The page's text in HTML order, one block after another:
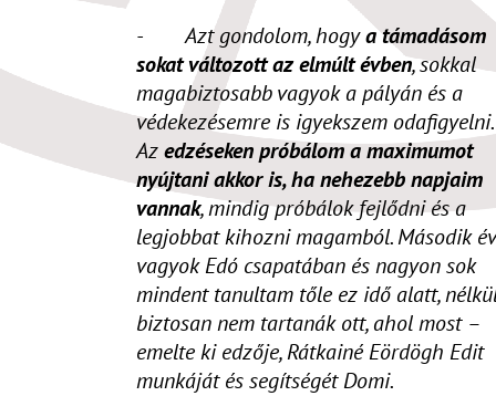
- Azt gondolom, hogya támadásom
sokat változott az elmúlt évben, sokkal
magabiztosabb vagyok a pályán és a
védekezésemre is igyekszem odafigyelni.
Azedzéseken próbálom a maximumot
nyújtani akkor is, ha nehezebb napjaim
vannak, mindig próbálok fejlődni és a
legjobbat kihozni magamból. Második
vagyok Edó csapatában és nagyon sok
mindent tanultam tőle ez idő alatt,
biztosan nem tartanák ott, ahol most –
emelte ki edzője, Rátkainé Eördögh Edit
munkáját és segítségét Domi.